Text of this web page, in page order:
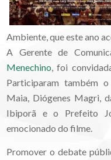
Ambiente, que este ano
A Gerente de
Menechino, foi
Participaram também
Maia, Diógenes Magri,
Ibiporã e o Prefeito
emocionado do filme.
Promover o debate